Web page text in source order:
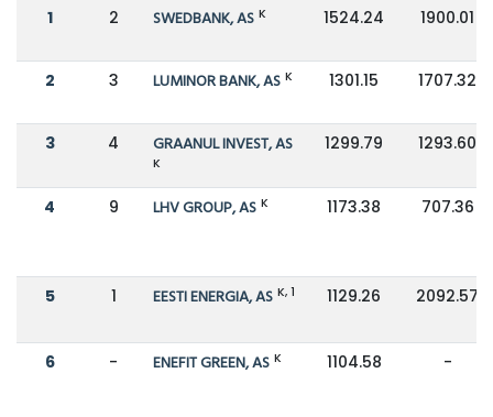
1 2 SWEDBANK, AS K 1524.24 1900.01
2 3 LUMINOR BANK, AS K 1301.15 1707.32
3 4 GRAANUL INVEST, AS
K
1299.79 1293.60
4 9 LHV GROUP, AS K 1173.38 707.36
5 1 EESTI ENERGIA, AS K, 1 1129.26 2092.57
6 - ENEFIT GREEN, AS K 1104.58 -